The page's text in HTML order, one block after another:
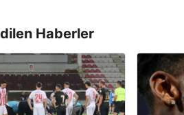
Haberler